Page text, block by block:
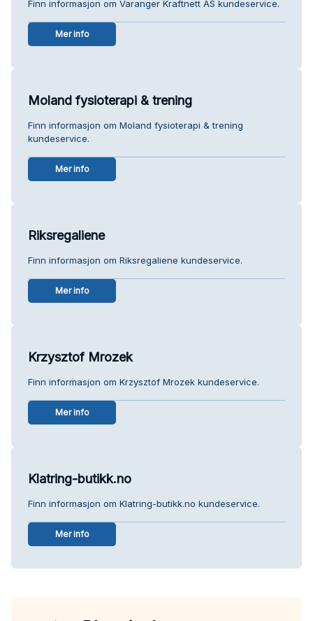
Finn informasjon om Varanger Kraftnett AS kundeservice.
Mer info
Moland fysioterapi & trening
Finn informasjon om Moland fysioterapi & trening
kundeservice.
Mer info
Riksregaliene
Finn informasjon om Riksregaliene kundeservice.
Mer info
Krzysztof Mrozek
Finn informasjon om Krzysztof Mrozek kundeservice.
Mer info
Klatring-butikk.no
Finn informasjon om Klatring-butikk.no kundeservice.
Mer info